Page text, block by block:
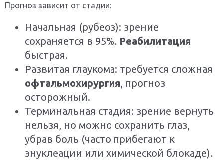
Прогноз зависит от стадии:
Начальная (рубеоз): зрение
сохраняется в 95%. Реабилитация
быстрая.
Развитая глаукома: требуется сложная
офтальмохирургия, прогноз
осторожный.
Терминальная стадия: зрение вернуть
нельзя, но можно сохранить глаз,
убрав боль (часто прибегают к
энуклеации или химической блокаде).